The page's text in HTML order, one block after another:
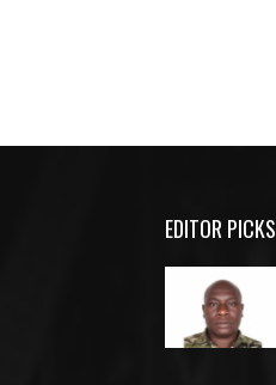
EDITOR PICKS